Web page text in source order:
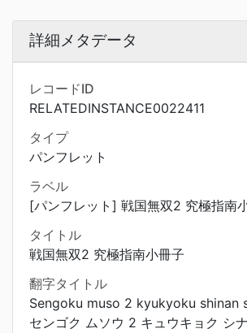
詳細メタデータ
レコードID
RELATEDINSTANCE0022411
タイプ
パンフレット
ラベル
[パンフレット] 戦国無双2 究極指南
タイトル
戦国無双2 究極指南小冊子
翻字タイトル
Sengoku muso 2 kyukyoku shinan
センゴク ムソウ 2 キュウキョク シ